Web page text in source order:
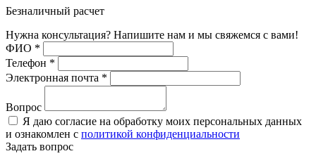
Безналичный расчет
Нужна консультация? Напишите нам и мы свяжемся с вами!
ФИО *
Телефон *
Электронная почта *
Вопрос
Я даю согласие на обработку моих персональных данных
и ознакомлен с политикой конфиденциальности
Задать вопрос